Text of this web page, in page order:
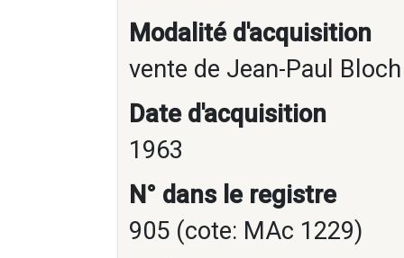
Modalité d'acquisition
vente de Jean-Paul
Date d'acquisition
1963
N° dans le registre
905 (cote: MAc 1229)